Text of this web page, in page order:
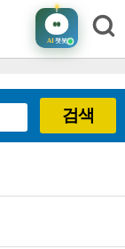
AI챗봇
검색